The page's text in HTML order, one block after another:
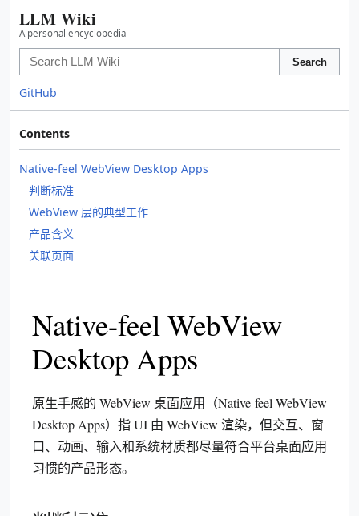
LLM Wiki
A personal encyclopedia
Search
GitHub
Contents
Native-feel WebView Desktop Apps
判断标准
WebView 层的典型工作
产品含义
关联页面
Native-feel WebView
Desktop Apps
原生手感的 WebView 桌面应用（Native-feel WebView
Desktop Apps）指 UI 由 WebView 渲染，但交互、窗
口、动画、输入和系统材质都尽量符合平台桌面应用
习惯的产品形态。